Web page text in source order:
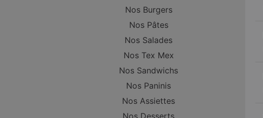
Nos Burgers
Nos Pâtes
Nos Salades
Nos Tex Mex
Nos Sandwichs
Nos Paninis
Nos Assiettes
Nos Desserts